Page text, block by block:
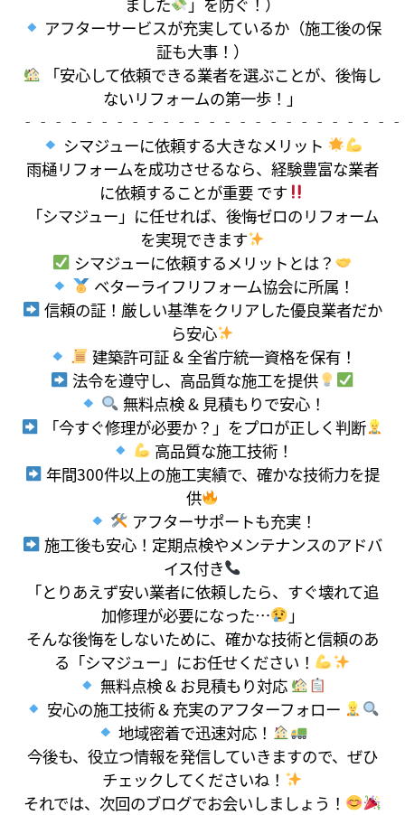
アフターサービスが充実しているか（施工後の保
証も大事！）
「安心して依頼できる業者を選ぶことが、後悔し
ないリフォームの第一歩！」
シマジューに依頼する大きなメリット
雨樋リフォームを成功させるなら、経験豊富な業者
に依頼することが重要 です
「シマジュー」に任せれば、後悔ゼロのリフォーム
を実現できます
シマジューに依頼するメリットとは？
ベターライフリフォーム協会に所属！
信頼の証！厳しい基準をクリアした優良業者だか
ら安心
建築許可証 & 全省庁統一資格を保有！
法令を遵守し、高品質な施工を提供
無料点検 & 見積もりで安心！
「今すぐ修理が必要か？」をプロが正しく判断
高品質な施工技術！
年間300件以上の施工実績で、確かな技術力を提
供
アフターサポートも充実！
施工後も安心！定期点検やメンテナンスのアドバ
イス付き
「とりあえず安い業者に依頼したら、すぐ壊れて追
加修理が必要になった…
」
そんな後悔をしないために、確かな技術と信頼のあ
る「シマジュー」にお任せください！
無料点検 & お見積もり対応
安心の施工技術 & 充実のアフターフォロー
地域密着で迅速対応！
今後も、役立つ情報を発信していきますので、ぜひ
チェックしてくださいね！
それでは、次回のブログでお会いしましょう！